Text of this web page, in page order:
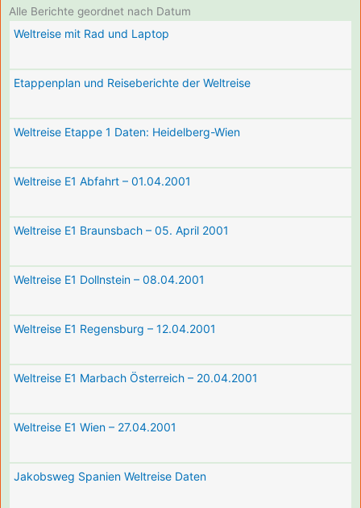
Alle Berichte geordnet nach Datum
Weltreise mit Rad und Laptop
Etappenplan und Reiseberichte der Weltreise
Weltreise Etappe 1 Daten: Heidelberg-Wien
Weltreise E1 Abfahrt – 01.04.2001
Weltreise E1 Braunsbach – 05. April 2001
Weltreise E1 Dollnstein – 08.04.2001
Weltreise E1 Regensburg – 12.04.2001
Weltreise E1 Marbach Österreich – 20.04.2001
Weltreise E1 Wien – 27.04.2001
Jakobsweg Spanien Weltreise Daten